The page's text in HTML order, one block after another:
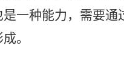
一种能力，需要通
。